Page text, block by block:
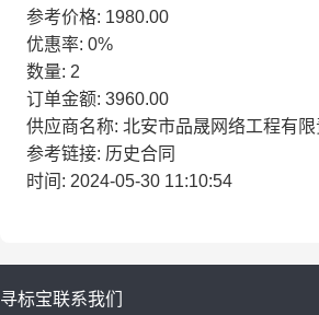
参考价格: 1980.00
优惠率: 0%
数量: 2
订单金额: 3960.00
供应商名称: 北安市品晟网络工程有限
参考链接: 历史合同
时间: 2024-05-30 11:10:54
寻标宝联系我们